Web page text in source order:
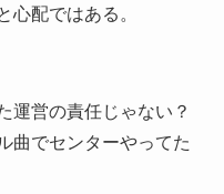
心配ではある。
運営の責任じゃない？
曲でセンターやってた